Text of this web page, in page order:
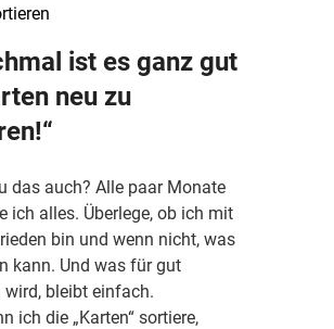
ist es ganz gut
neu zu
das auch? Alle paar Monate
ich alles. Überlege, ob ich mit
bin und wenn nicht, was
kann. Und was für gut
wird, bleibt einfach.
ich die „Karten“ sortiere,